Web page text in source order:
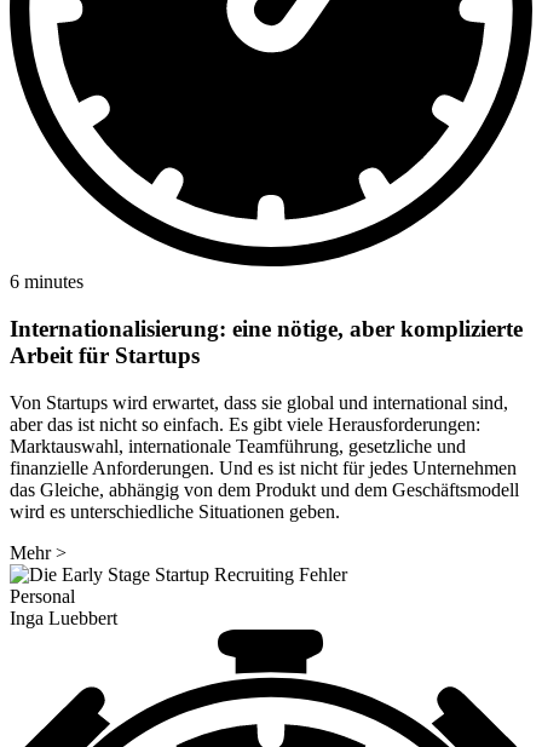
6 minutes
Internationalisierung: eine nötige, aber komplizierte
Arbeit für Startups
Von Startups wird erwartet, dass sie global und international sind,
aber das ist nicht so einfach. Es gibt viele Herausforderungen:
Marktauswahl, internationale Teamführung, gesetzliche und
finanzielle Anforderungen. Und es ist nicht für jedes Unternehmen
das Gleiche, abhängig von dem Produkt und dem Geschäftsmodell
wird es unterschiedliche Situationen geben.
Mehr>
Personal
Inga Luebbert